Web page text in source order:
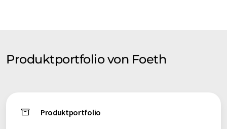
Produktportfolio von Foeth
Produktportfolio